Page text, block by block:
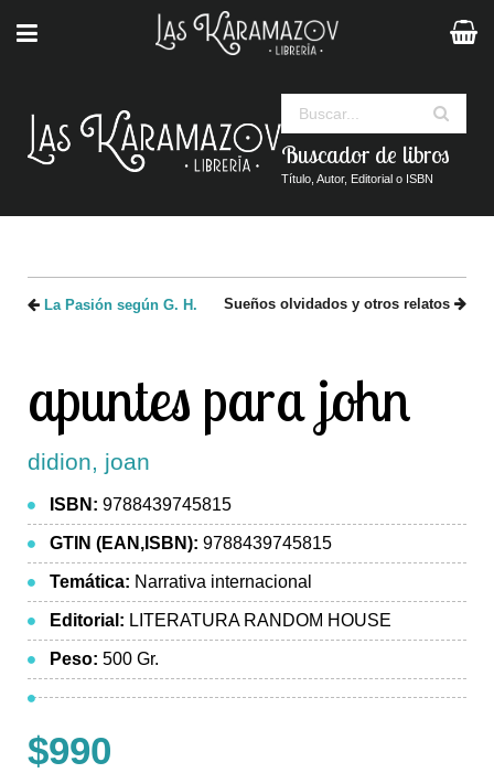
Buscador de libros
Título, Autor, Editorial o ISBN
La Pasión según G. H. Sueños olvidados y otros relatos
apuntes para john
didion, joan
ISBN: 9788439745815
GTIN (EAN,ISBN): 9788439745815
Temática: Narrativa internacional
Editorial: LITERATURA RANDOM HOUSE
Peso: 500 Gr.
$990